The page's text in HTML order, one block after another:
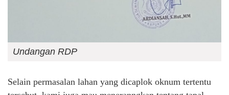
Undangan RDP
Selain permasalan lahan yang dicaplok oknum tertentu